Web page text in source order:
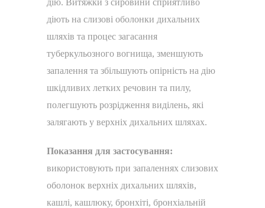
діють на слизові оболонки дихальних
шляхів та процес загасання
туберкульозного вогнища, зменшують
запалення та збільшують опірність на дію
шкідливих летких речовин та пилу,
полегшують розрідження виділень, які
залягають у верхніх дихальних шляхах.
Показання для застосування:
використовують при запаленнях слизових
оболонок верхніх дихальних шляхів,
кашлі, кашлюку, бронхіті, бронхіальній